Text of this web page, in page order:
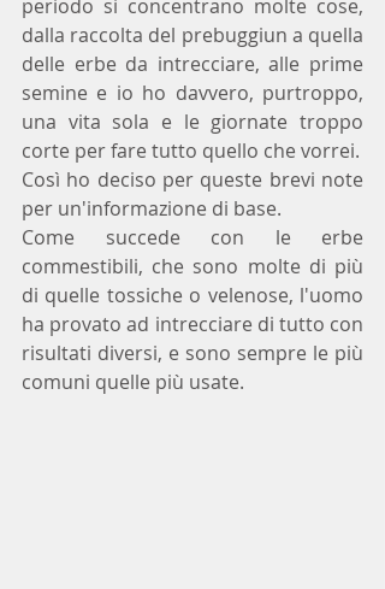
periodo si concentrano molte cose,
dalla raccolta del prebuggiun a quella
delle erbe da intrecciare, alle prime
semine e io ho davvero, purtroppo,
una vita sola e le giornate troppo
corte per fare tutto quello che vorrei.
Così ho deciso per queste brevi note
per un'informazione di base.
Come succede con le erbe
commestibili, che sono molte di più
di quelle tossiche o velenose, l'uomo
ha provato ad intrecciare di tutto con
risultati diversi, e sono sempre le più
comuni quelle più usate.